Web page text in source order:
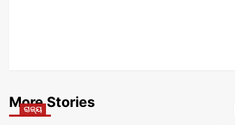
More Stories
ରାଜ୍ୟ